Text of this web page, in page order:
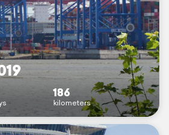
186
kilometers